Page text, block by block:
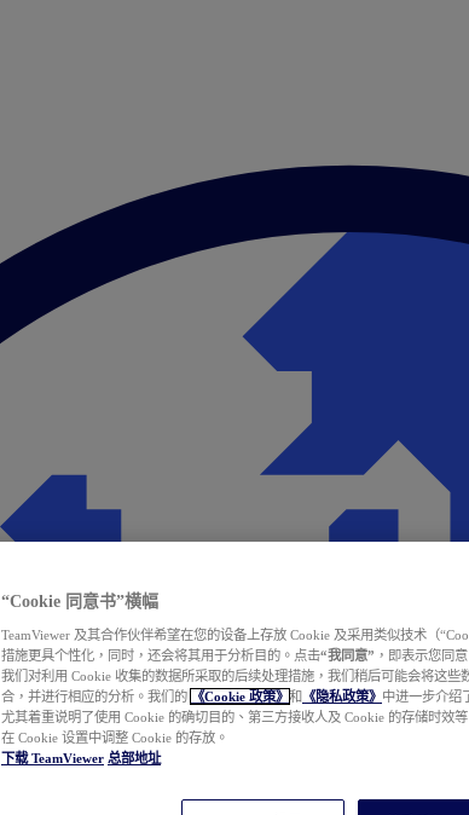
“Cookie 同意书”横幅
TeamViewer 及其合作伙伴希望在您的设备上存放 Cookie 及采用类似技术（
措施更具个性化，同时，还会将其用于分析目的。点击“我同意” ，即表示您同
我们对利用 Cookie 收集的数据所采取的后续处理措施，我们稍后可能会将这
合，并进行相应的分析。我们的
《Cookie 政策》 和 《隐私政策》 中进一步介绍
尤其着重说明了使用 Cookie 的确切目的、第三方接收人及 Cookie 的存储时效
在 Cookie 设置中调整 Cookie 的存放。
下载 TeamViewer 总部地址